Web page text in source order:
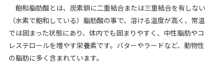
飽和脂肪酸とは、炭素鎖に二重結合または三重結合を有しない
（水素で飽和している）脂肪酸の事で、溶ける温度が高く、常温
では固まった状態にあり、体内でも固まりやすく、中性脂肪やコ
レステロールを増やす栄養素です。バターやラードなど、動物性
の脂肪に多く含まれています。